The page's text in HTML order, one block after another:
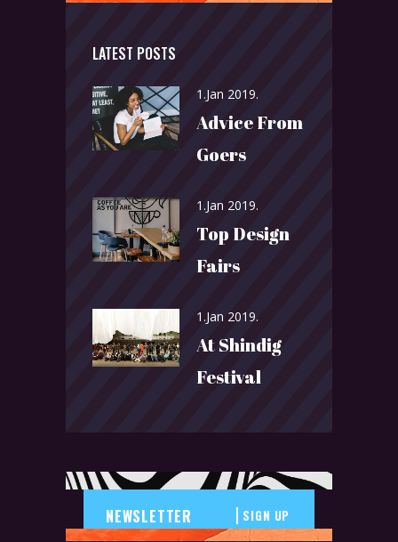
LATEST POSTS
1.Jan 2019.
Advice From
Goers
1.Jan 2019.
Top Design
Fairs
1.Jan 2019.
At Shindig
Festival
SIGN UP